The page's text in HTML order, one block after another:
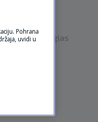
Oglas
Pohrana
uvidi u